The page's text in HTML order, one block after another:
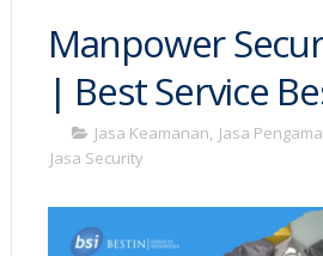
Manpower
| Best Service
Jasa Keamanan, Jasa
Jasa Security